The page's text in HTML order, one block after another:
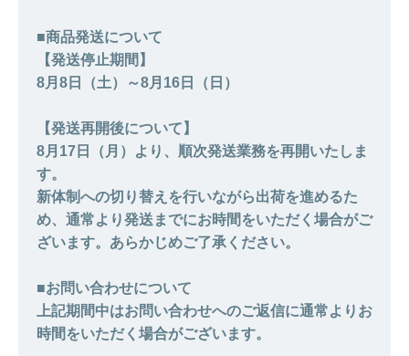
■商品発送について
【発送停止期間】
8月8日（土）～8月16日（日）
【発送再開後について】
8月17日（月）より、順次発送業務を再開いたしま
す。
新体制への切り替えを行いながら出荷を進めるた
め、通常より発送までにお時間をいただく場合がご
ざいます。あらかじめご了承ください。
■お問い合わせについて
上記期間中はお問い合わせへのご返信に通常よりお
時間をいただく場合がございます。